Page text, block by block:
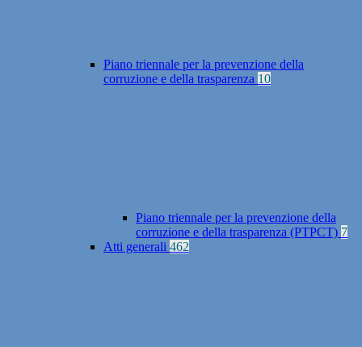
Piano triennale per la prevenzione della
corruzione e della trasparenza 10
Piano triennale per la prevenzione della
corruzione e della trasparenza (PTPCT) 7
Atti generali 462